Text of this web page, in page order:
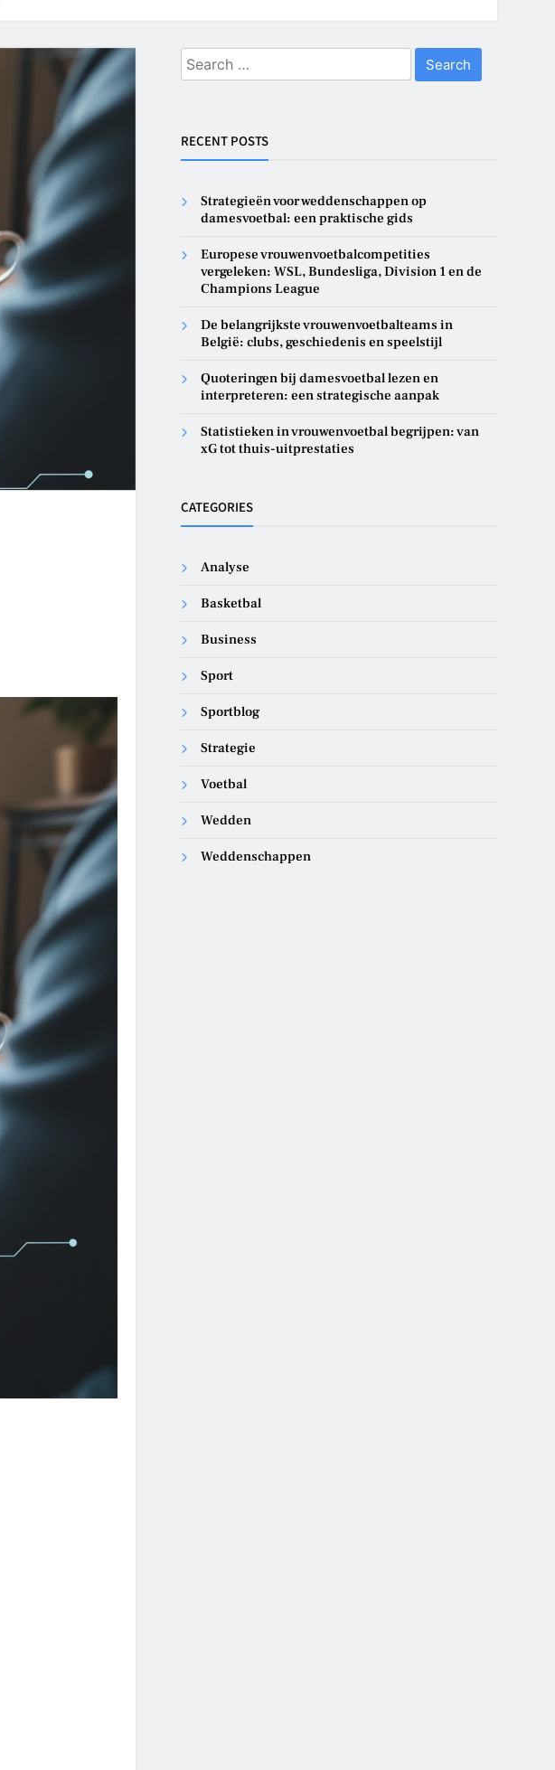
Search
for:
RECENT POSTS
Strategieën voor weddenschappen op
damesvoetbal: een praktische gids
Europese vrouwenvoetbalcompetities
vergeleken: WSL, Bundesliga, Division 1 en de
Champions League
De belangrijkste vrouwenvoetbalteams in
België: clubs, geschiedenis en speelstijl
Quoteringen bij damesvoetbal lezen en
interpreteren: een strategische aanpak
Statistieken in vrouwenvoetbal begrijpen: van
xG tot thuis-uitprestaties
CATEGORIES
Analyse
Basketbal
Business
Sport
Sportblog
Strategie
Voetbal
Wedden
Weddenschappen